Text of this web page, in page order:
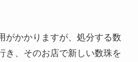
がかかりますが、処分する数
き、そのお店で新しい数珠を